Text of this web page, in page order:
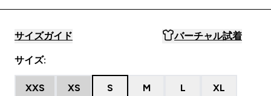
サイズガイド バーチャル試着
サイズ:
XXS XS S M L XL